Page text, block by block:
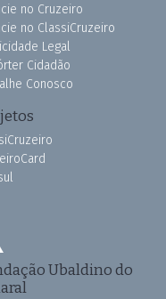
no Cruzeiro
no ClassiCruzeiro
Legal
Cidadão
Conosco
Ubaldino do